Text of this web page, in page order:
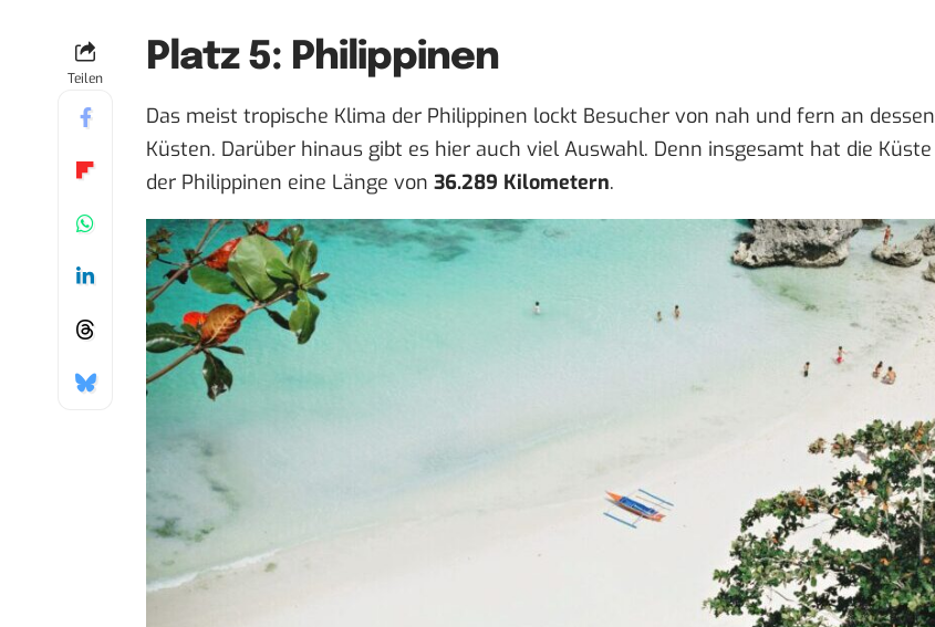
Teilen
Platz 5: Philippinen
Das meist tropische Klima der Philippinen lockt Besucher von nah und fern an dessen
Küsten. Darüber hinaus gibt es hier auch viel Auswahl. Denn insgesamt hat die Küste
der Philippinen eine Länge von 36.289 Kilometern.